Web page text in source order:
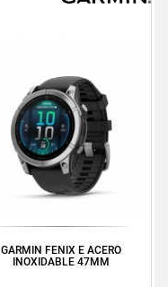
GARMIN FENIX E ACERO
INOXIDABLE 47MM